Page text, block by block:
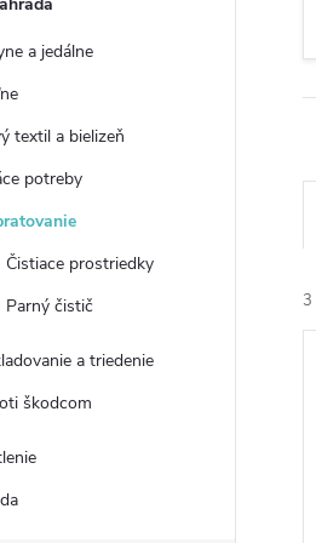
a jedálne
textil a bielizeň
potreby
Čistiace prostriedky
Parný čistič
a triedenie
škodcom
a3